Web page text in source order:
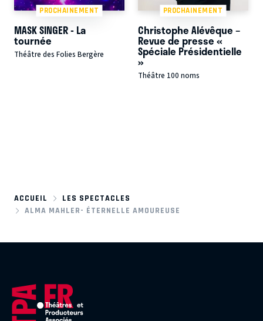
PROCHAINEMENT
MASK SINGER - La
tournée
Théâtre des Folies Bergère
PROCHAINEMENT
Christophe Alévêque –
Revue de presse «
Spéciale Présidentielle
»
Théâtre 100 noms
ACCUEIL
LES SPECTACLES
ALMA MAHLER- ÉTERNELLE AMOUREUSE